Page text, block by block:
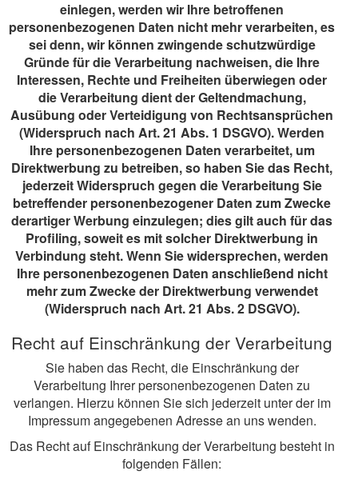
einlegen, werden wir Ihre betroffenen
personenbezogenen Daten nicht mehr verarbeiten, es
sei denn, wir können zwingende schutzwürdige
Gründe für die Verarbeitung nachweisen, die Ihre
Interessen, Rechte und Freiheiten überwiegen oder
die Verarbeitung dient der Geltendmachung,
Ausübung oder Verteidigung von Rechtsansprüchen
(Widerspruch nach Art. 21 Abs. 1 DSGVO). Werden
Ihre personenbezogenen Daten verarbeitet, um
Direktwerbung zu betreiben, so haben Sie das Recht,
jederzeit Widerspruch gegen die Verarbeitung Sie
betreffender personenbezogener Daten zum Zwecke
derartiger Werbung einzulegen; dies gilt auch für das
Profiling, soweit es mit solcher Direktwerbung in
Verbindung steht. Wenn Sie widersprechen, werden
Ihre personenbezogenen Daten anschließend nicht
mehr zum Zwecke der Direktwerbung verwendet
(Widerspruch nach Art. 21 Abs. 2 DSGVO).
Recht auf Einschränkung der Verarbeitung
Sie haben das Recht, die Einschränkung der
Verarbeitung Ihrer personenbezogenen Daten zu
verlangen. Hierzu können Sie sich jederzeit unter der im
Impressum angegebenen Adresse an uns wenden.
Das Recht auf Einschränkung der Verarbeitung besteht in
folgenden Fällen: